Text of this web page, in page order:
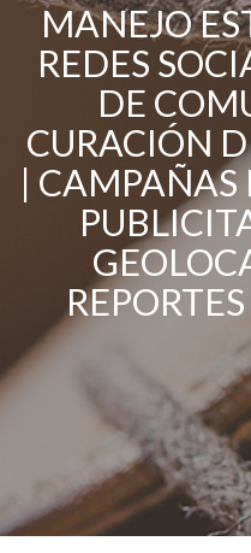
MANEJO
REDES
DE
CURACIÓN
| CAMPAÑAS